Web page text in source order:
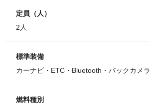
定員（人）
2人
標準装備
カーナビ・ETC・Bluetooth・バックカメラ
燃料種別